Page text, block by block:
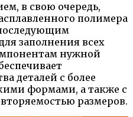
в свою очередь,
полимера
заполнения всех
нужной
деталей с более
формами, а также с
размеров.